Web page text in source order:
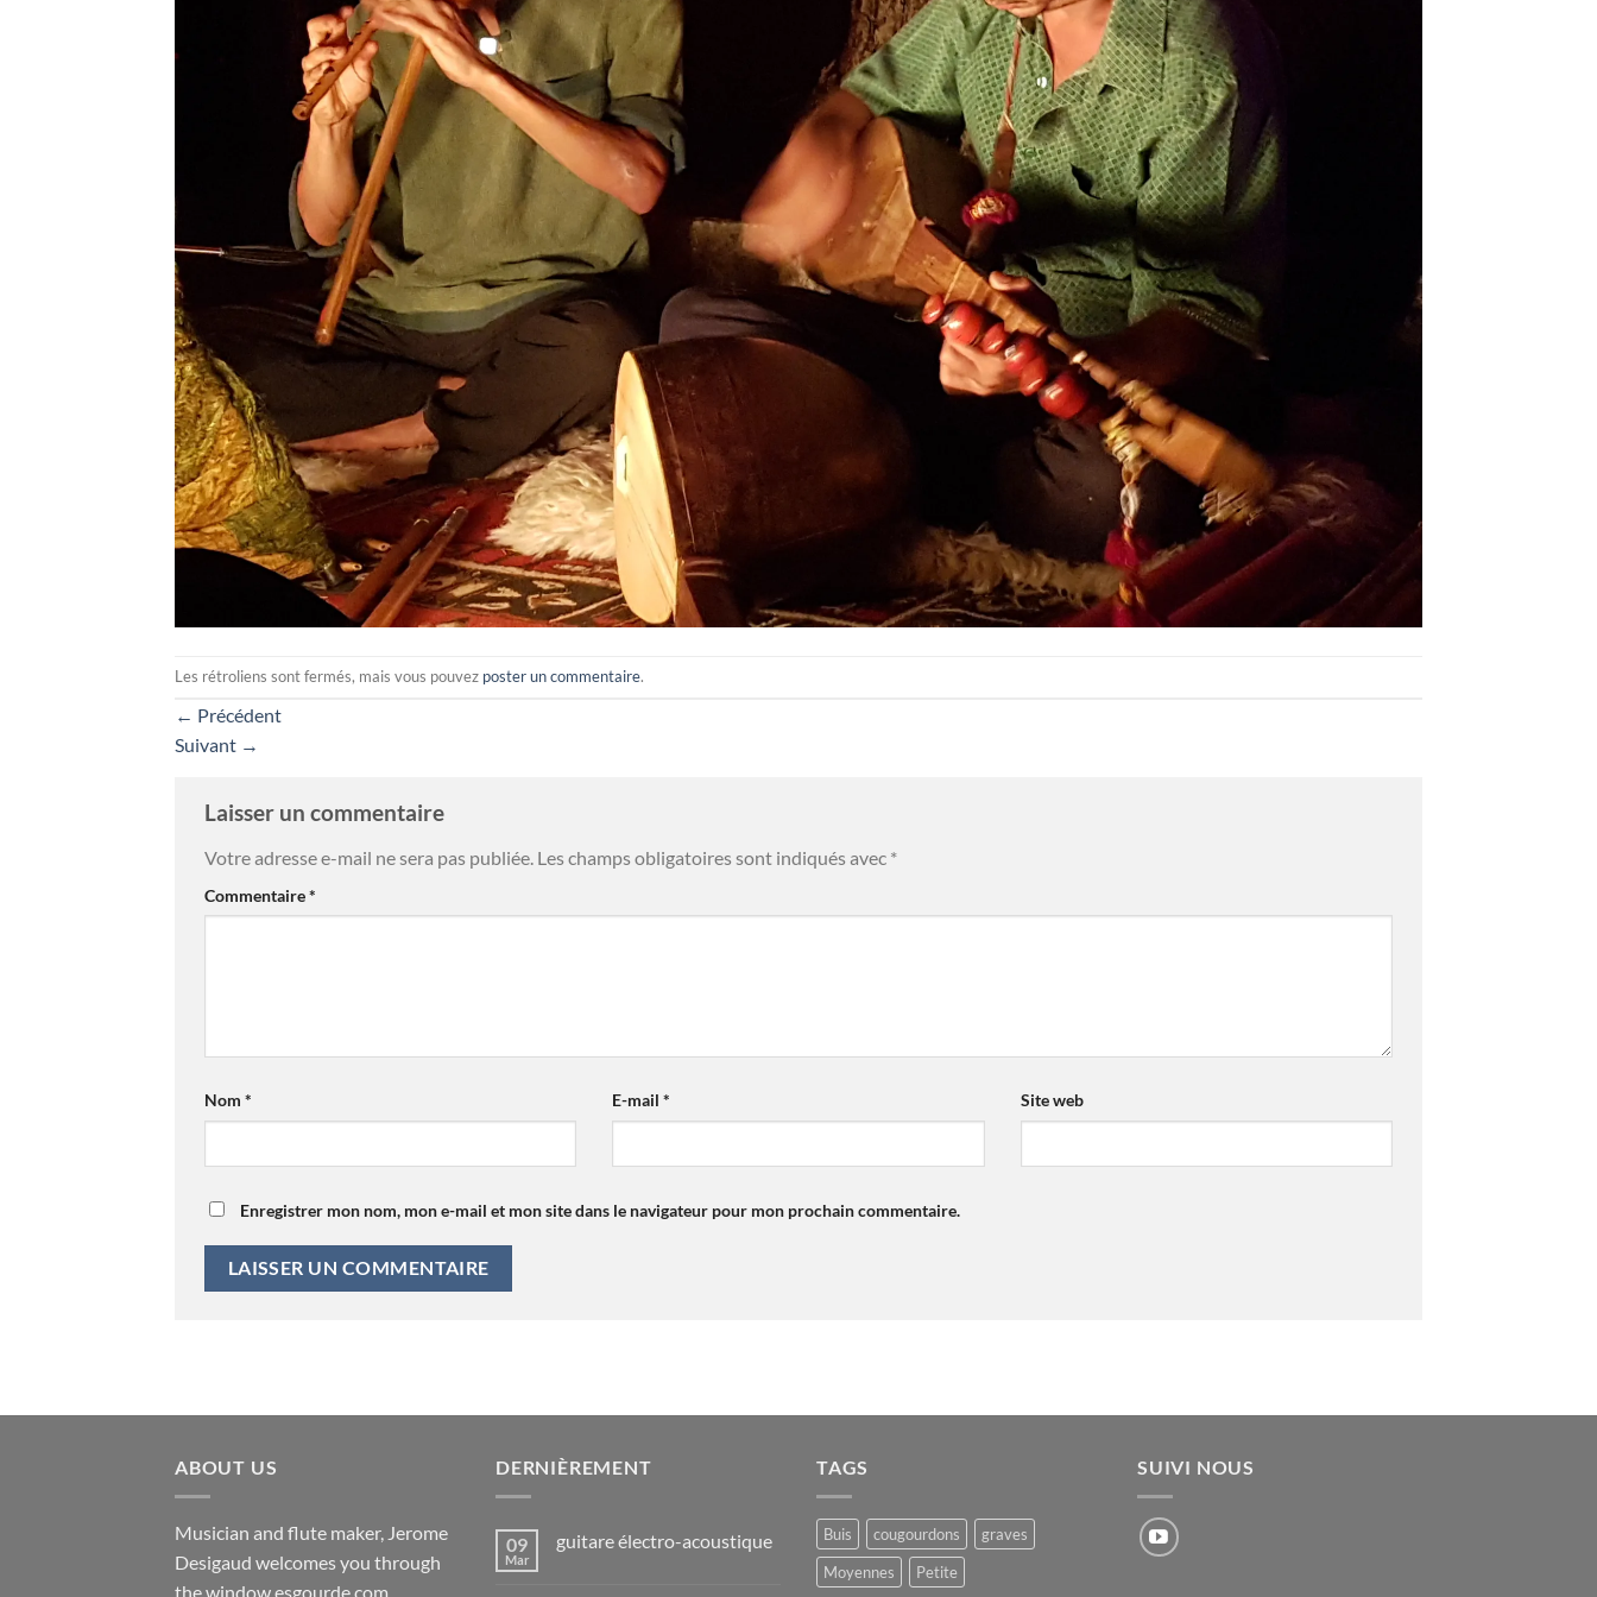
Les rétroliens sont fermés, mais vous pouvez poster un commentaire.
← Précédent
Suivant →
Laisser un commentaire
Votre adresse e-mail ne sera pas publiée. Les champs obligatoires sont indiqués avec *
Commentaire*
Nom * E-mail* Site web
Enregistrer mon nom, mon e-mail et mon site dans le navigateur pour mon prochain commentaire.
ABOUT US
Musician and flute maker, Jerome
Desigaud welcomes you through
the window esgourde.com.
DERNIÈREMENT
09
Mar
guitare électro-acoustique
TAGS
Buis cougourdons
graves
Moyennes
Petite
SUIVI NOUS